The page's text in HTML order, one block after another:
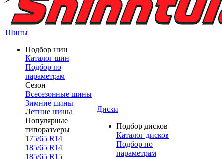
Шины
Подбор шин
Каталог шин
Подбор по
параметрам
Сезон
Всесезонные шины
Зимние шины
Летние шины
Популярные
типоразмеры
175/65 R14
185/65 R14
185/65 R15
Диски
Подбор дисков
Каталог дисков
Подбор по
параметрам